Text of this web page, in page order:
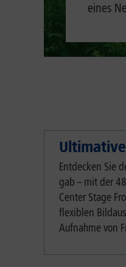
eines
Entdecken Sie
gab – mit der
Center Stage
flexiblen
Aufnahme von